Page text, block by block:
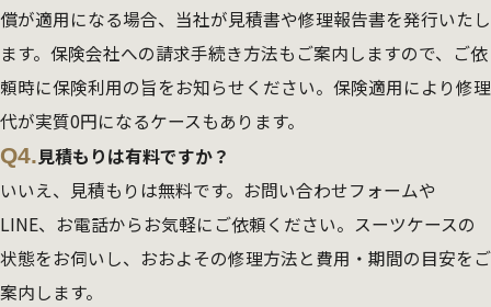
償が適用になる場合、当社が見積書や修理報告書を発行いたし
ます。保険会社への請求手続き方法もご案内しますので、ご依
頼時に保険利用の旨をお知らせください。保険適用により修理
代が実質0円になるケースもあります。
Q4.見積もりは有料ですか？
いいえ、見積もりは無料です。お問い合わせフォームや
LINE、お電話からお気軽にご依頼ください。スーツケースの
状態をお伺いし、おおよその修理方法と費用・期間の目安をご
案内します。